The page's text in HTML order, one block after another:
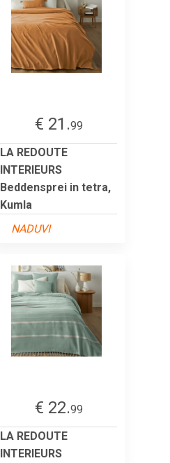
€ 21.99
LA REDOUTE
INTERIEURS
Beddensprei in tetra,
Kumla
NADUVI
€ 22.99
LA REDOUTE
INTERIEURS